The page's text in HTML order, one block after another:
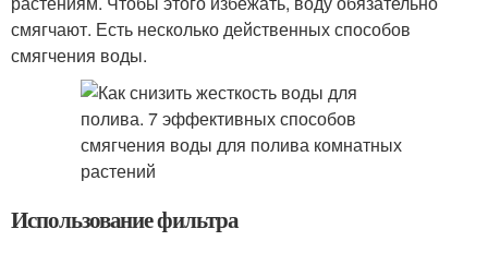
смягчают. Есть несколько действенных способов
смягчения воды.
Использование фильтра